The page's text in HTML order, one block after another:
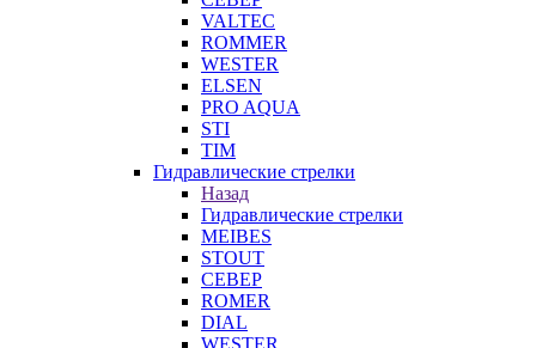
VALTEC
ROMMER
WESTER
ELSEN
PRO AQUA
STI
TIM
Гидравлические стрелки
Назад
Гидравлические стрелки
MEIBES
STOUT
СЕВЕР
ROMER
DIAL
WESTER